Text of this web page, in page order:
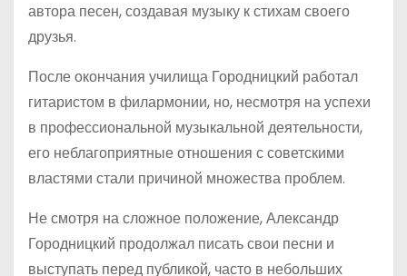
автора песен, создавая музыку к стихам своего
друзья.
После окончания училища Городницкий работал
гитаристом в филармонии, но, несмотря на успехи
в профессиональной музыкальной деятельности,
его неблагоприятные отношения с советскими
властями стали причиной множества проблем.
Не смотря на сложное положение, Александр
Городницкий продолжал писать свои песни и
выступать перед публикой, часто в небольших